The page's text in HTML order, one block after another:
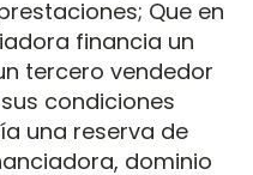
Que en
financia un
tercero vendedor
condiciones
una reserva de
dominio